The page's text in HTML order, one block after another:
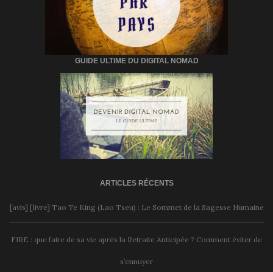
GUIDE ULTIME DU DIGITAL NOMAD
ARTICLES RÉCENTS
[avis] [livre] Tao Te King (Lao Tseu) : Le Sommet de la Sagesse Humaine
FIRE : que faire de sa vie après la Retraite Anticipée ? Comment éviter de
s’ennuyer